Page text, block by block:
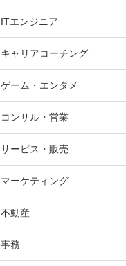
ITエンジニア
キャリアコーチング
ゲーム・エンタメ
コンサル・営業
サービス・販売
マーケティング
不動産
事務